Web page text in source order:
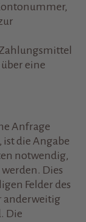
eine
Anfrage
die Angabe
notwendig,
Dies
Felder des
anderweitig
Die